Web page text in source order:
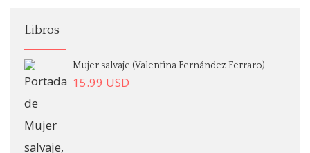
Libros
Mujer salvaje (Valentina Fernández Ferraro)
15.99 USD